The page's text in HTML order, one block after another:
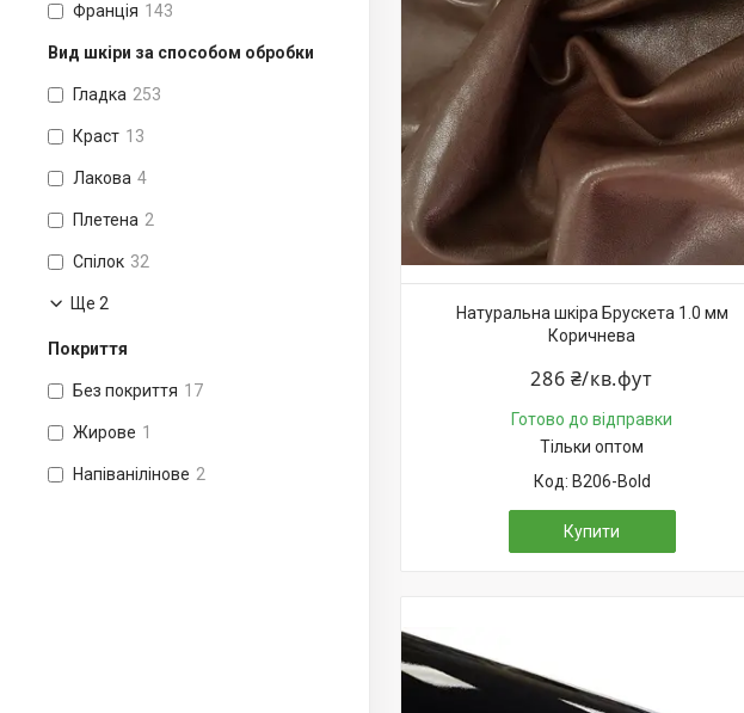
Франція 143
Вид шкіри за способом обробки
Гладка 253
Краст 13
Лакова 4
Плетена 2
Спілок 32
Ще 2
Покриття
Без покриття 17
Жирове 1
Напіванілінове 2
Натуральна шкіра Брускета 1.0 мм
Коричнева
286 ₴/кв.фут
Готово до відправки
Тільки оптом
В206-Bold
Купити